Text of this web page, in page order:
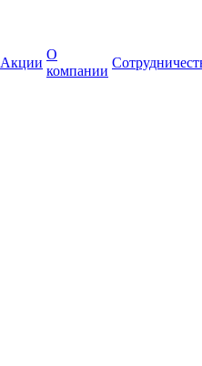
Акции
О
компании